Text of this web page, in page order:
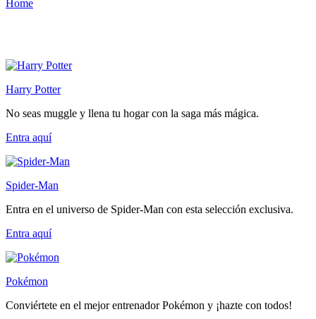
Home
Harry Potter
No seas muggle y llena tu hogar con la saga más mágica.
Entra aquí
Spider-Man
Entra en el universo de Spider-Man con esta selección exclusiva.
Entra aquí
Pokémon
Conviértete en el mejor entrenador Pokémon y ¡hazte con todos!